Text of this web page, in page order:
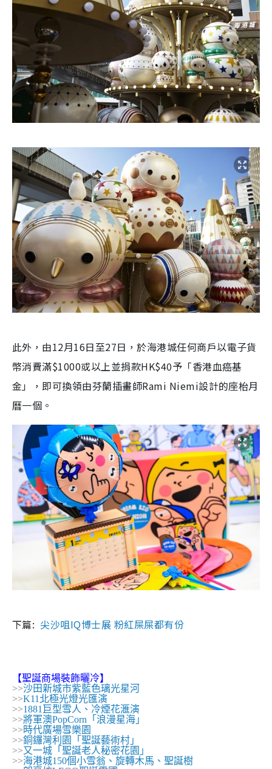
此外，由12月16日至27日，於海港城任何商戶以電子貨
幣消費滿$1000或以上並捐款HK$40予「香港血癌基
金」，即可換領由芬蘭插畫師Rami Niemi設計的座枱月
曆一個。
下篇:尖沙咀IQ博士展 粉紅屎屎都有份
【聖誕商場裝飾曬冷】
>>沙田新城市紫藍色璃光星河
>>K11北極光燈光匯演
>>1881巨型雪人、冷煙花滙演
>>將軍澳PopCorn「浪漫星海」
>>時代廣場雪樂園
>>銅鑼灣利園「聖誕藝術村」
>>又一城「聖誕老人秘密花園」
>>海港城150個小雪翁、旋轉木馬、聖誕樹